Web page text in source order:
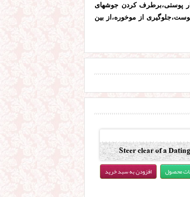
پوستی،برطرف کردن جوشهای
از موخوره،از بین
Steer clear of a Dating
Catastropheافزودن به سبد خرید محصول